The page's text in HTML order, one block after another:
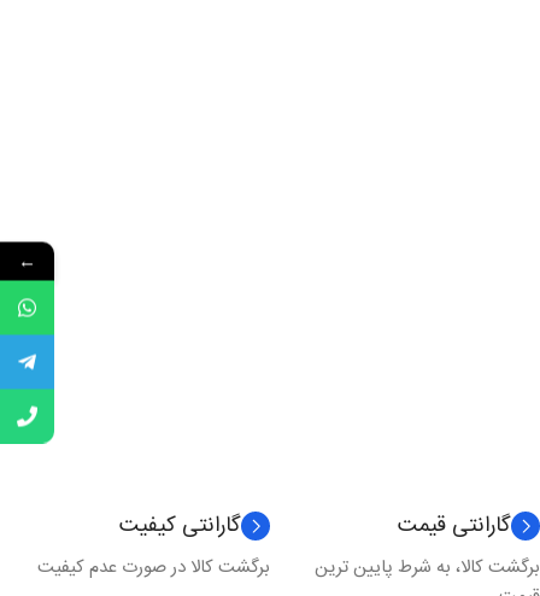
گارانتی قیمت
برگشت کالا، به شرط پایین ترین
گارانتی کیفیت
برگشت کالا در صورت عدم کیفیت
←